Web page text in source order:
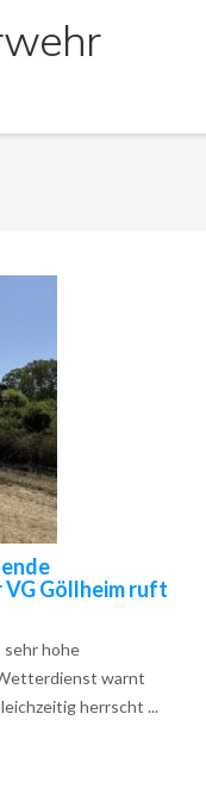
VG Göllheim ruft
sehr hohe
warnt
herrscht ...